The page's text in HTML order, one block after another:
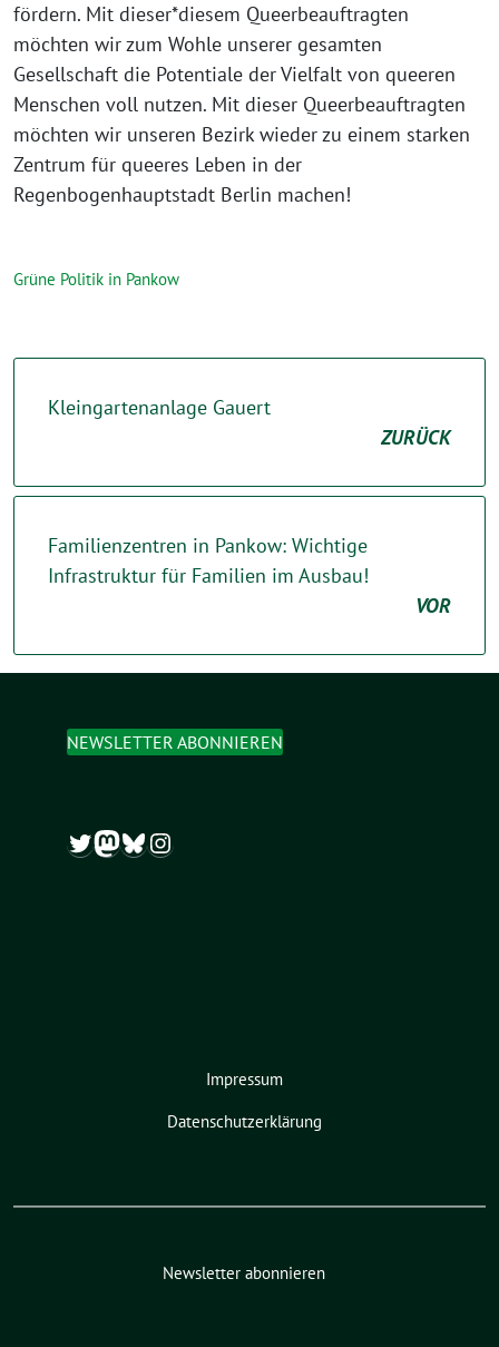
fördern. Mit dieser*diesem Queerbeauftragten
möchten wir zum Wohle unserer gesamten
Gesellschaft die Potentiale der Vielfalt von queeren
Menschen voll nutzen. Mit dieser Queerbeauftragten
möchten wir unseren Bezirk wieder zu einem starken
Zentrum für queeres Leben in der
Regenbogenhauptstadt Berlin machen!
Grüne Politik in Pankow
Kleingartenanlage Gauert
ZURÜCK
Familienzentren in Pankow: Wichtige
Infrastruktur für Familien im Ausbau!
VOR
NEWSLETTER ABONNIEREN
Twitter
Mastodon
Bluesky
Instagram
Impressum
Datenschutzerklärung
Newsletter abonnieren